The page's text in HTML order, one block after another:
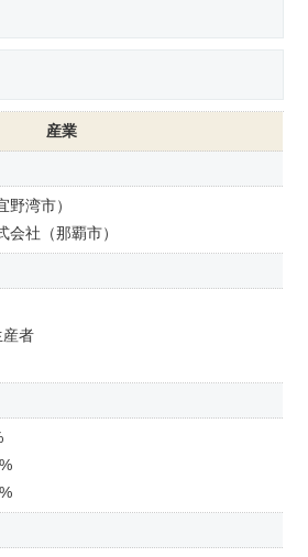
産業
野湾市）
会社（那覇市）
産者